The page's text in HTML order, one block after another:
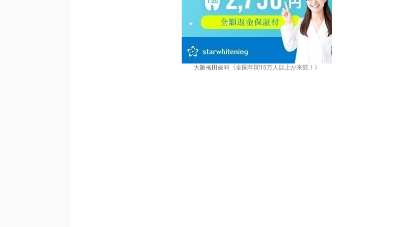
大阪梅田歯科《全国年間15万人以上が来院！》